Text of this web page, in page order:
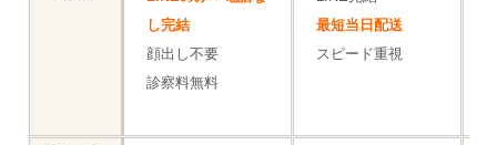
し完結
顔出し不要
診察料無料
最短当日配送
スピード重視